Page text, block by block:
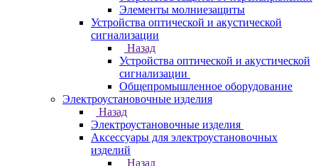
Элементы молниезащиты
Устройства оптической и акустической
сигнализации
Назад
Устройства оптической и акустической
сигнализации
Общепромышленное оборудование
Электроустановочные изделия
Назад
Электроустановочные изделия
Аксессуары для электроустановочных
изделий
Назад